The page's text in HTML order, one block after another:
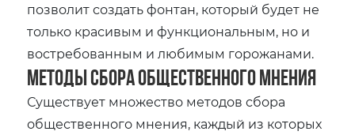
позволит создать фонтан‚ который будет не
только красивым и функциональным‚ но и
востребованным и любимым горожанами.
Методы сбора общественного мнения
Существует множество методов сбора
общественного мнения‚ каждый из которых